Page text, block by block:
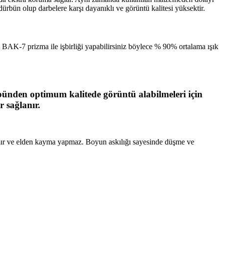
olup darbelere karşı dayanıklı ve görüntü kalitesi yüksektir.
7 prizma ile işbirliği yapabilirsiniz böylece % 90% ortalama ışık
optimum kalitede görüntü alabilmeleri için
sağlanır.
elden kayma yapmaz. Boyun askılığı sayesinde düşme ve